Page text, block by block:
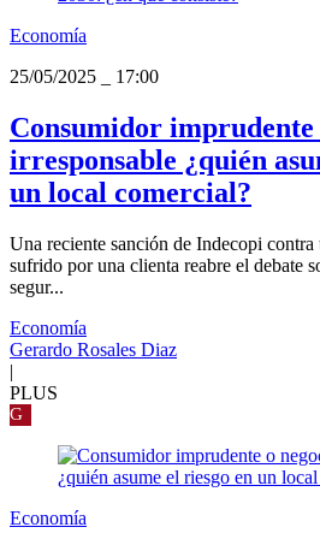
Economía
25/05/2025
17:00
Consumidor imprudente
irresponsable ¿quién
un local comercial?
Una reciente sanción de Indecopi
sufrido por una clienta reabre el debate
segur...
Economía
Gerardo Rosales Diaz
|
PLUS
G
Economía